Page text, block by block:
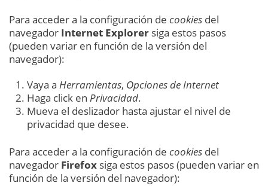
Para acceder a la configuración de cookies del
navegador Internet Explorer siga estos pasos
(pueden variar en función de la versión del
navegador):
Vaya a Herramientas, Opciones de Internet
Haga click en Privacidad.
Mueva el deslizador hasta ajustar el nivel de
privacidad que desee.
Para acceder a la configuración de cookies del
navegador Firefox siga estos pasos (pueden variar en
función de la versión del navegador):